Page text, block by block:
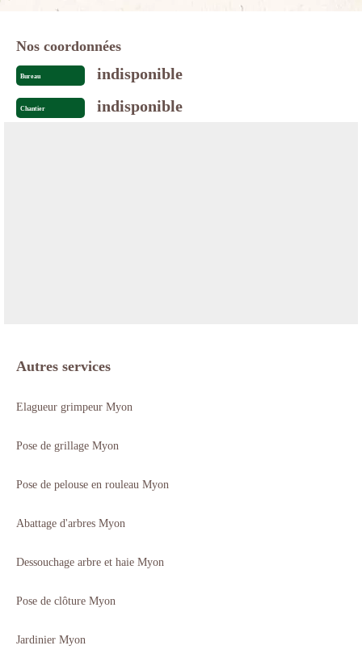
Nos coordonnées
Bureau indisponible
Chantier indisponible
Autres services
Elagueur grimpeur Myon
Pose de grillage Myon
Pose de pelouse en rouleau Myon
Abattage d'arbres Myon
Dessouchage arbre et haie Myon
Pose de clôture Myon
Jardinier Myon